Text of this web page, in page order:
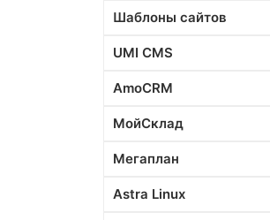
Шаблоны сайтов
UMI CMS
AmoCRM
МойСклад
Мегаплан
Astra Linux